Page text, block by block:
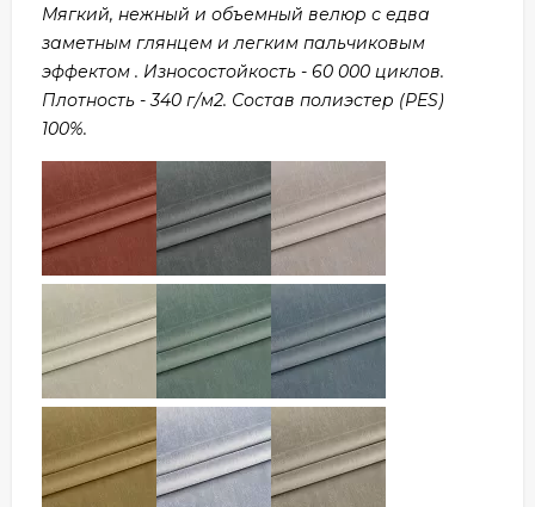
Мягкий, нежный и объемный велюр с едва
заметным глянцем и легким пальчиковым
эффектом . Износостойкость - 60 000 циклов.
Плотность - 340 г/м2. Состав полиэстер (PES)
100%.